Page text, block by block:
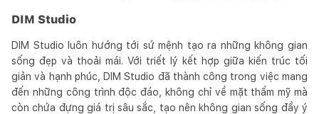
DIM Studio
DIM Studio luôn hướng tới sứ mệnh tạo ra những không gian
sống đẹp và thoải mái. Với triết lý kết hợp giữa kiến trúc tối
giản và hạnh phúc, DIM Studio đã thành công trong việc mang
đến những công trình độc đáo, không chỉ về mặt thẩm mỹ mà
còn chứa đựng giá trị sâu sắc, tạo nên không gian sống đầy ý